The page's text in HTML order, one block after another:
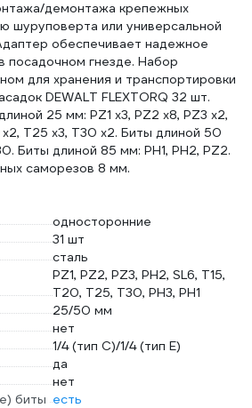
демонтажа крепежных
шуруповерта или универсальной
обеспечивает надежное
посадочном гнезде. Набор
для хранения и транспортировки
DEWALT FLEXTORQ 32 шт.
25 мм: PZ1 x3, PZ2 x8, PZ3 x2,
x2, T25 x3, T30 x2. Биты длиной 50
Биты длиной 85 мм: PH1, PH2, PZ2.
саморезов 8 мм.
односторонние
31 шт
сталь
PZ1, PZ2, PZ3, PH2, SL6, T15,
T20, T25, T30, PH3, PH1
25/50 мм
нет
1/4 (тип С)/1/4 (тип Е)
да
нет
биты есть